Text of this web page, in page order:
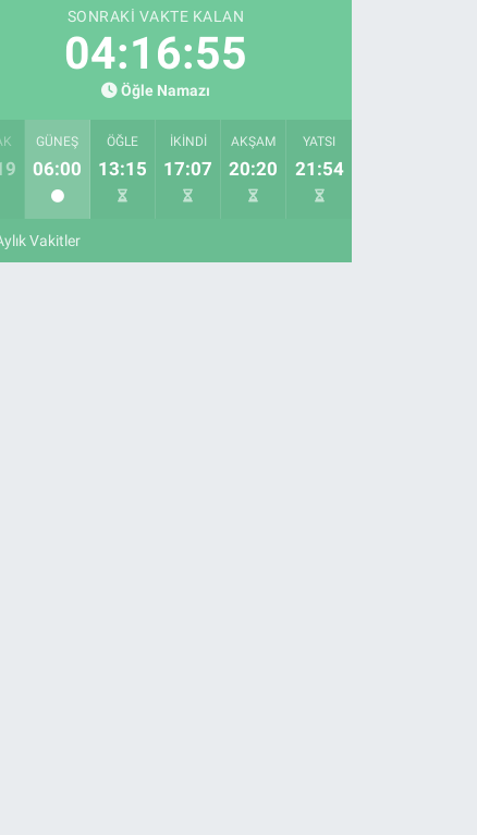
SONRAKI VAKTE KALAN
04:16:55
Öğle Namazı
GÜNEŞ
06:00
ÖĞLE
13:15
İKINDI
17:07
AKŞAM
20:20
YATSI
21:54
Vakitler